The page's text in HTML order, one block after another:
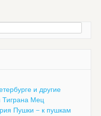
и другие
Тиграна Мец
Пушки — к пушкам